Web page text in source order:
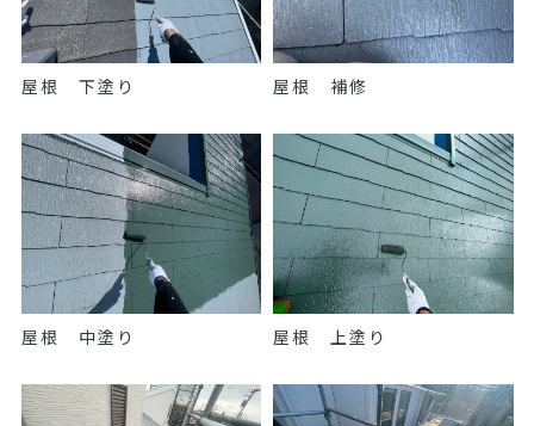
屋根 下塗り 屋根 補修
屋根 中塗り 屋根 上塗り